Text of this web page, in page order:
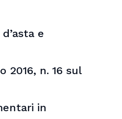
e
2016, n. 16 sul
in